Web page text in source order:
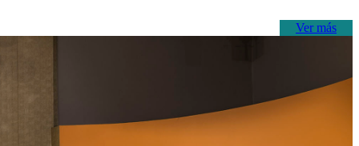
Ver más